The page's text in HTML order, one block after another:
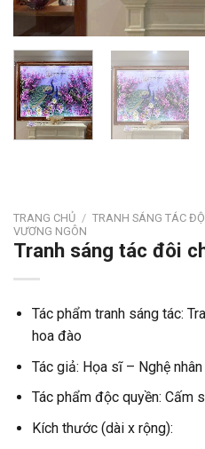
TRANG CHỦ / TRANH SÁNG TÁC
VƯƠNG NGÔN
Tranh sáng tác đôi
Tác phẩm tranh sáng tác:
hoa đào
Tác giả: Họa sĩ – Nghệ
Tác phẩm độc quyền: Cấm
Kích thước (dài x rộng):